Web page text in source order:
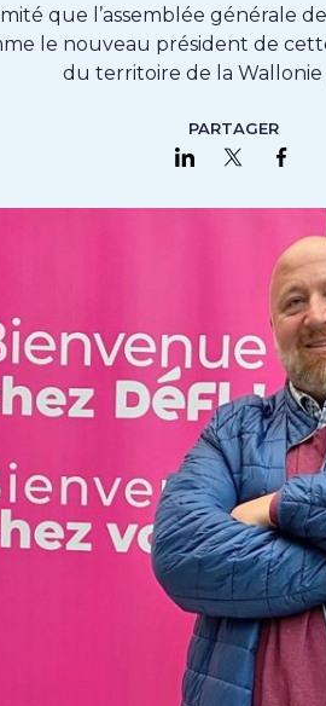
que l’assemblée générale
le nouveau président de
du territoire de la Wallonie
PARTAGER
Partager sur